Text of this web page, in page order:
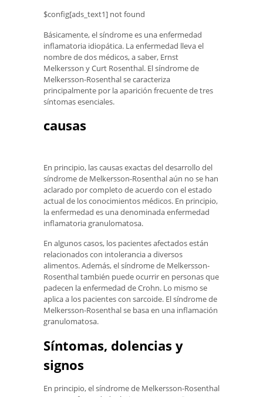
$config[ads_text1] not found
Básicamente, el síndrome es una enfermedad
inflamatoria idiopática. La enfermedad lleva el
nombre de dos médicos, a saber, Ernst
Melkersson y Curt Rosenthal. El síndrome de
Melkersson-Rosenthal se caracteriza
principalmente por la aparición frecuente de tres
síntomas esenciales.
causas
En principio, las causas exactas del desarrollo del
síndrome de Melkersson-Rosenthal aún no se han
aclarado por completo de acuerdo con el estado
actual de los conocimientos médicos. En principio,
la enfermedad es una denominada enfermedad
inflamatoria granulomatosa.
En algunos casos, los pacientes afectados están
relacionados con intolerancia a diversos
alimentos. Además, el síndrome de Melkersson-
Rosenthal también puede ocurrir en personas que
padecen la enfermedad de Crohn. Lo mismo se
aplica a los pacientes con sarcoide. El síndrome de
Melkersson-Rosenthal se basa en una inflamación
granulomatosa.
Síntomas, dolencias y
signos
En principio, el síndrome de Melkersson-Rosenthal